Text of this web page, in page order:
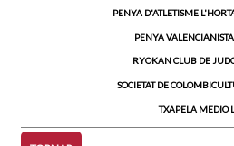
PENYA D'ATLETISME
PENYA
RYOKAN CLUB DE
SOCIETAT DE
TXAPELA MEDIO